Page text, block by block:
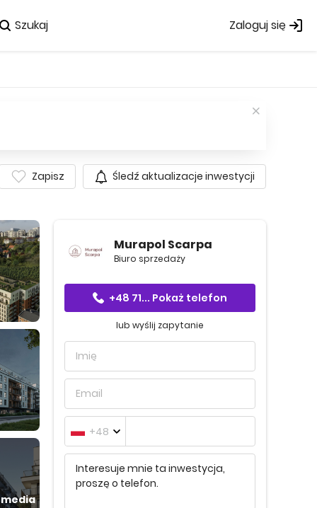
Szukaj Zaloguj się
Zapisz Śledź aktualizacje inwestycji
Murapol Scarpa
Biuro sprzedaży
+48 71... Pokaż telefon
lub wyślij zapytanie
+48